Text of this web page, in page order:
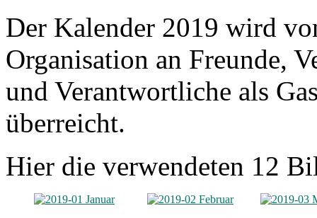
Der Kalender 2019 wird
Organisation an Freunde,
und Verantwortliche als
überreicht.
Hier die verwendeten 12